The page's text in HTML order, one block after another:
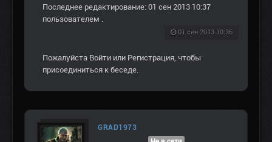
Последнее редактирование: 01 сен 2013 10:37
пользователем
01 сен 2013 10:36
Пожалуйста Войти или Регистрация , чтобы
присоединиться к беседе.
GRAD1973